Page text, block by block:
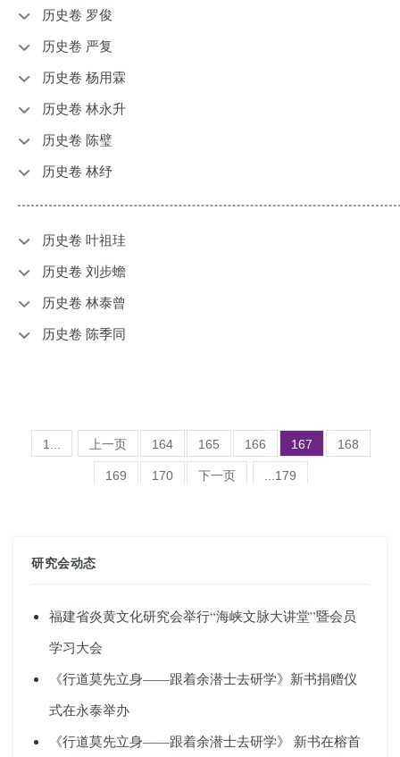
历史卷 罗俊
历史卷 严复
历史卷 杨用霖
历史卷 林永升
历史卷 陈璧
历史卷 林纾
历史卷 叶祖珪
历史卷 刘步蟾
历史卷 林泰曾
历史卷 陈季同
1... 上一页 164 165 166 167 168
169 170 下一页 ...179
研究会动态
福建省炎黄文化研究会举行“海峡文脉大讲堂”暨会员
学习大会
《行道莫先立身——跟着余潜士去研学》新书捐赠仪
式在永泰举办
《行道莫先立身——跟着余潜士去研学》 新书在榕首